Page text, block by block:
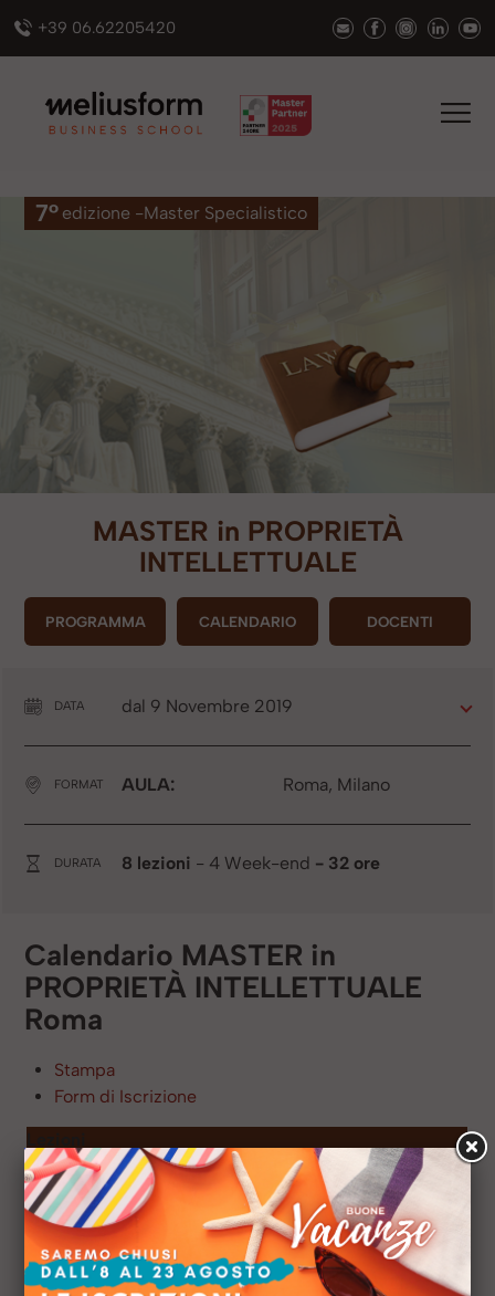
+39 06.62205420
7° edizione -Master Specialistico
MASTER in PROPRIETÀ
INTELLETTUALE
PROGRAMMA CALENDARIO DOCENTI
DATA dal 9 Novembre 2019
FORMAT AULA: Roma, Milano
DURATA 8 lezioni - 4 Week-end - 32 ore
Calendario MASTER in
PROPRIETÀ INTELLETTUALE
Roma
Stampa
Form di Iscrizione
Novembre 2019
Lezione 1 Sabato 09/11/2019 (mattina)
Lezione 2 Sabato 09/11/2019 (pomeriggio)
Lezione 3 Sabato 16/11/2019 (mattina)
Lezione 4 Sabato 16/11/2019 (pomeriggio)